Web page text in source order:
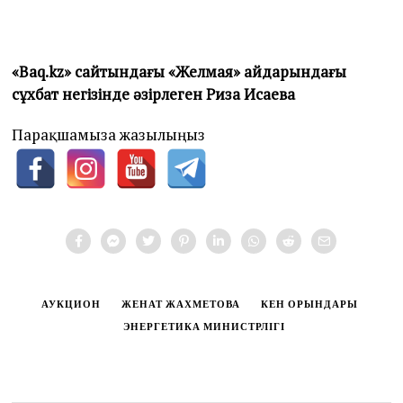
«Baq.kz» сайтындағы «Желмая» айдарындағы
сұхбат негізінде әзірлеген Риза Исаева
Парақшамызға жазылыңыз
АУКЦИОН ЖЕНАТ ЖАХМЕТОВА
КЕН ОРЫНДАРЫ
ЭНЕРГЕТИКА МИНИСТРЛІГІ